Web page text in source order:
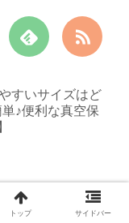
すいサイズはど
♪便利な真空保
ルファベットスタ
トップ サイドバー